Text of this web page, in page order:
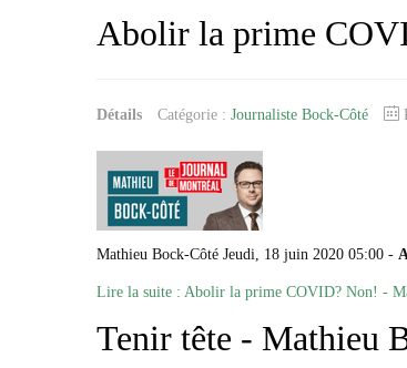
Abolir la prime
Détails Catégorie : Journaliste Bock-Côté
Mathieu Bock-Côté Jeudi, 18 juin 2020 05:00 -
Lire la suite : Abolir la prime COVID? Non! -
Tenir tête - Mathieu